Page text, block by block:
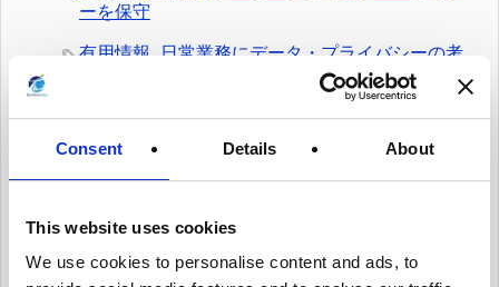
Consent Details About
This website uses cookies
We use cookies to personalise content and ads, to
ーを保守
有用情報_日常業務にデータ・プライバシーの考
有用情報_従業員トレーニングとプライバシーに
ついての認知活動を実施
有用情報_情報セキュリティ・リスクを日常的に
に管理する